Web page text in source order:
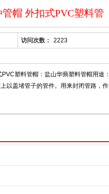
帽 外扣式PVC塑料管
访问次数： 2223
塑料管帽：盐山华蒴塑料管帽用途：
以盖堵管子的管件。用来封闭管路，作